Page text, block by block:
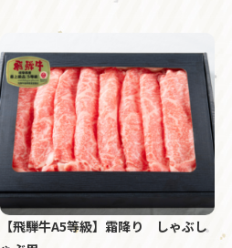
【飛騨牛A5等級】霜降り しゃぶし